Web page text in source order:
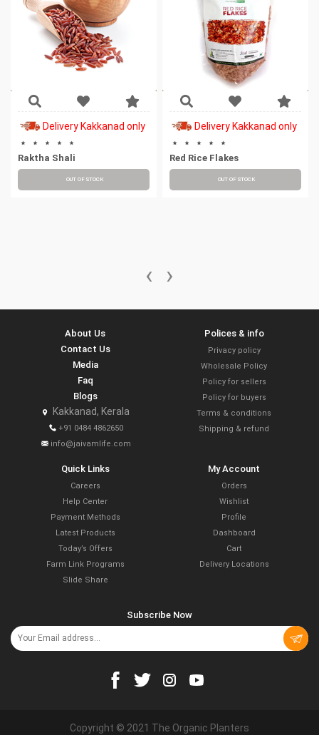
Delivery Kakkanad only
Raktha Shali
OUT OF STOCK
Delivery Kakkanad only
Red Rice Flakes
OUT OF STOCK
‹ ›
About Us
Contact Us
Media
Faq
Blogs
Kakkanad, Kerala
+91 0484 4862650
info@jaivamlife.com
Polices & info
Privacy policy
Wholesale Policy
Policy for sellers
Policy for buyers
Terms & conditions
Shipping & refund
Quick Links
Careers
Help Center
Payment Methods
Latest Products
Today’s Offers
Farm Link Programs
Slide Share
My Account
Orders
Wishlist
Profile
Dashboard
Cart
Delivery Locations
Subscribe Now
Copyright © 2021 The Organic Planters